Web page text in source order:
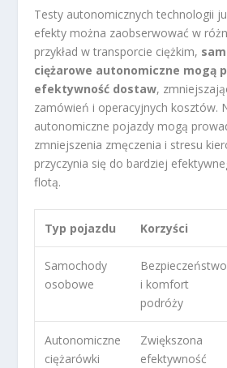
Testy autonomicznych technologii
efekty można zaobserwować w
przykład w transporcie ciężkim,
ciężarowe autonomiczne mogą
efektywność dostaw,
zamówień i operacyjnych kosztów.
autonomiczne pojazdy mogą
zmniejszenia zmęczenia i stresu
przyczynia się do bardziej
flotą.
Typ pojazdu Korzyści
Samochody
osobowe
Bezpieczeństwo
i komfort
podróży
Autonomiczne
ciężarówki
Zwiększona
efektywność